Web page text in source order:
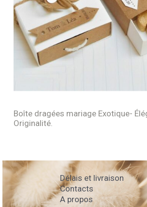
Boîte dragées mariage Exotique-
Originalité.
Délais et livraison
Contacts
A propos